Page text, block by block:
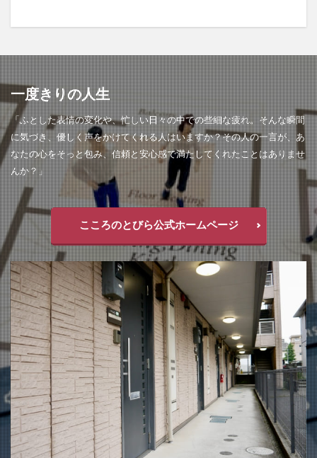
一度きりの人生
「ふとした表情の変化や、忙しい日々の中での些細な疲れ。そんな瞬間
に気づき、優しく声をかけてくれる人はいますか？その人の一言が、あ
なたの心をそっと包み、信頼と安心感で満たしてくれたことはありませ
んか？」
こころのとびら公式ホームページ